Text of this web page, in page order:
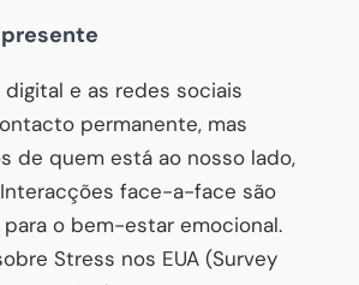
e as redes sociais
permanente, mas
de quem está ao nosso lado,
face-a-face são
o bem-estar emocional.
Stress nos EUA (Survey